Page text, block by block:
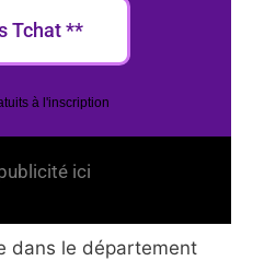
Tchat **
à l'inscription
ici
dans le département